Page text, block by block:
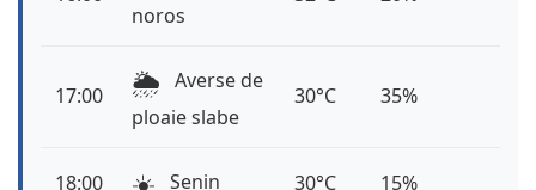
noros
17:00 🌦️ Averse de
ploaie slabe
30°C 35%
18:00 Senin 30°C 15%